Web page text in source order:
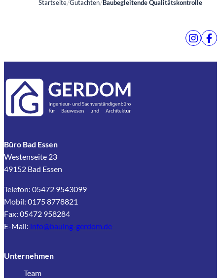
Startseite Gutachten Baubegleitende Qualitätskontrolle
Büro Bad Essen
Westenseite 23
49152 Bad Essen
Telefon: 05472 9543099
Mobil: 0175 8778821
Fax: 05472 958284
E-Mail: info@bauing-gerdom.de
Unternehmen
Team